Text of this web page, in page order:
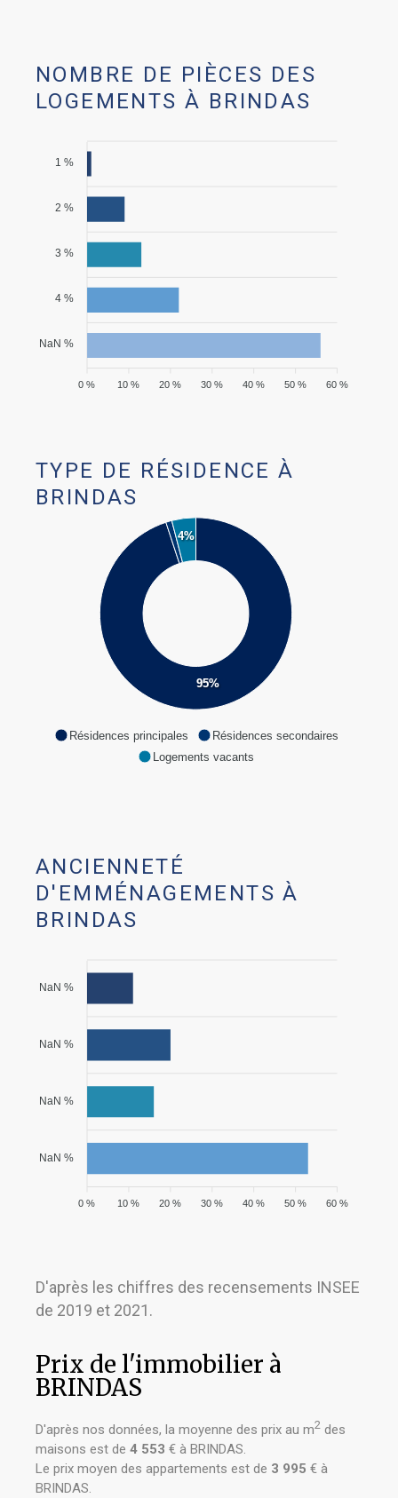
NOMBRE DE PIÈCES DES
LOGEMENTS À BRINDAS
1 %
2 %
3 %
4 %
NaN %
60 %
50 %
40 %
30 %
20 %
10 %
0 %
TYPE DE RÉSIDENCE À
BRINDAS
95%
4%
Résidences principales
Résidences secondaires
Logements vacants
ANCIENNETÉ
D'EMMÉNAGEMENTS À
BRINDAS
NaN %
NaN %
NaN %
NaN %
60 %
50 %
40 %
30 %
20 %
10 %
0 %
D'après les chiffres des recensements INSEE
de 2019 et 2021.
Prix de l'immobilier à
BRINDAS
D'après nos données, la moyenne des prix au m2 des
maisons est de 4 553 € à BRINDAS.
Le prix moyen des appartements est de 3 995 € à
BRINDAS.